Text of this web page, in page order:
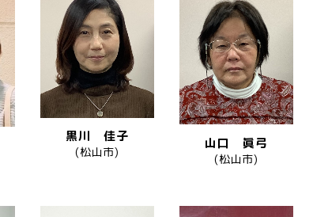
黒川 佳子
(松山市)
山口 眞弓
(松山市)